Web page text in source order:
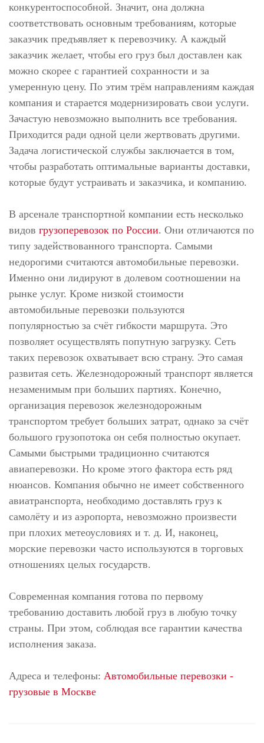
конкурентоспособной. Значит, она должна
соответствовать основным требованиям, которые
заказчик предъявляет к перевозчику. А каждый
заказчик желает, чтобы его груз был доставлен как
можно скорее с гарантией сохранности и за
умеренную цену. По этим трём направлениям каждая
компания и старается модернизировать свои услуги.
Зачастую невозможно выполнить все требования.
Приходится ради одной цели жертвовать другими.
Задача логистической службы заключается в том,
чтобы разработать оптимальные варианты доставки,
которые будут устраивать и заказчика, и компанию.
В арсенале транспортной компании есть несколько
видов грузоперевозок по России. Они отличаются по
типу задействованного транспорта. Самыми
недорогими считаются автомобильные перевозки.
Именно они лидируют в долевом соотношении на
рынке услуг. Кроме низкой стоимости
автомобильные перевозки пользуются
популярностью за счёт гибкости маршрута. Это
позволяет осуществлять попутную загрузку. Сеть
таких перевозок охватывает всю страну. Это самая
развитая сеть. Железнодорожный транспорт является
незаменимым при больших партиях. Конечно,
организация перевозок железнодорожным
транспортом требует больших затрат, однако за счёт
большого грузопотока он себя полностью окупает.
Самыми быстрыми традиционно считаются
авиаперевозки. Но кроме этого фактора есть ряд
нюансов. Компания обычно не имеет собственного
авиатранспорта, необходимо доставлять груз к
самолёту и из аэропорта, невозможно произвести
при плохих метеоусловиях и т. д. И, наконец,
морские перевозки часто используются в торговых
отношениях целых государств.
Современная компания готова по первому
требованию доставить любой груз в любую точку
страны. При этом, соблюдая все гарантии качества
исполнения заказа.
Адреса и телефоны: Автомобильные перевозки -
грузовые в Москве